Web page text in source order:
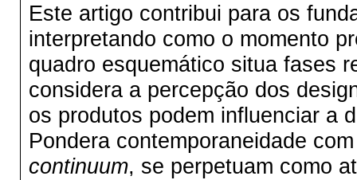
Este artigo contribui para os
interpretando como o momento
quadro esquemático situa fases
considera a percepção dos
os produtos podem influenciar a
Pondera contemporaneidade
continuum, se perpetuam como